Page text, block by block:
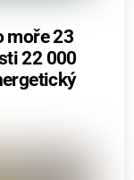
moře 23
22 000